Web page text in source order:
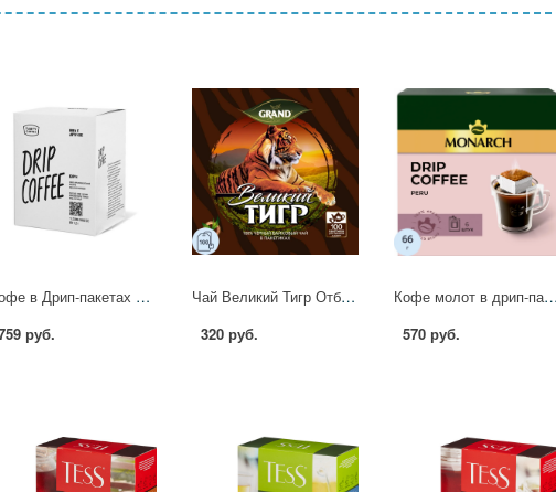
Кофе в Дрип-пакетах Tasty Coffee Бэрри, 10,5грx10шт/уп 1878410
руб.
Чай Великий Тигр Отборный черный, 100 пакетиков с ярлычками 2110016 Grand 440354
320 руб.
Кофе молот в дрип-пакетах Monarch Арабика Перу нат
570 руб.